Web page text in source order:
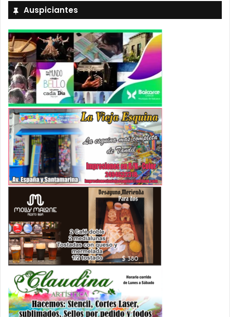
Auspiciantes